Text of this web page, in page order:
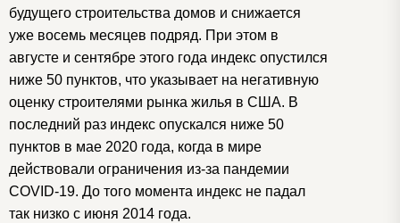
будущего строительства домов и снижается
уже восемь месяцев подряд. При этом в
августе и сентябре этого года индекс опустился
ниже 50 пунктов, что указывает на негативную
оценку строителями рынка жилья в США. В
последний раз индекс опускался ниже 50
пунктов в мае 2020 года, когда в мире
действовали ограничения из-за пандемии
CОVID-19. До того момента индекс не падал
так низко с июня 2014 года.